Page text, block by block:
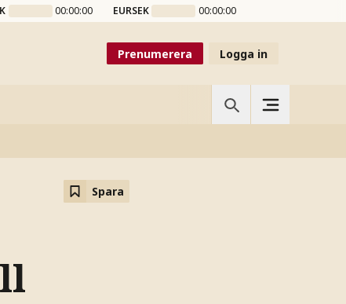
00:00:00 EURSEK 00:00:00
Prenumerera Logga in
Spara